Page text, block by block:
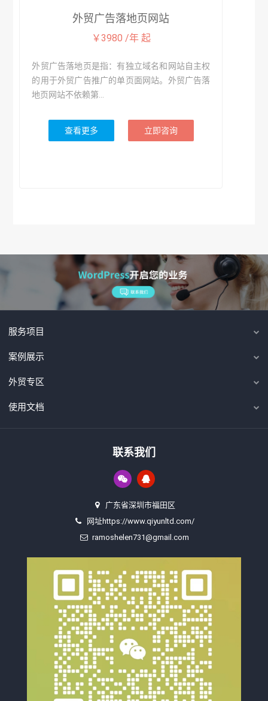
外贸广告落地页网站
￥3980 /年 起
外贸广告落地页是指：有独立域名和网站自主权
的用于外贸广告推广的单页面网站。外贸广告落
地页网站不依赖第...
查看更多 立即咨询
服务项目
案例展示
外贸专区
使用文档
联系我们
广东省深圳市福田区
网址https://www.qiyunltd.com/
ramoshelen731@gmail.com